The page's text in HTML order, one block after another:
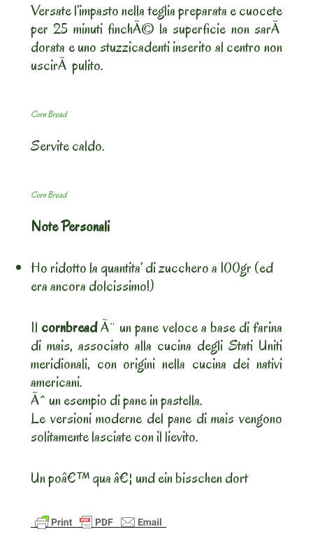
Versate l’impasto nella teglia preparata e cuocete
per 25 minuti finchÃ© la superficie non sarÃ
dorata e uno stuzzicadenti inserito al centro non
uscirÃ pulito.
Corn Bread
Servite caldo.
Corn Bread
Note Personali
Ho ridotto la quantita’ di zucchero a 100gr (ed
era ancora dolcissimo!)
Il cornbreadÃ¨ un pane veloce a base di farina
di mais, associato alla cucina degli Stati Uniti
meridionali, con origini nella cucina dei nativi
americani.
Ãˆ un esempio di pane in pastella.
Le versioni moderne del pane di mais vengono
solitamente lasciate con il lievito.
Un poâ€™ qua â€¦ und ein bisschen dort